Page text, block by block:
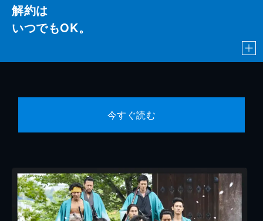
解約は
いつでもOK。
今すぐ読む